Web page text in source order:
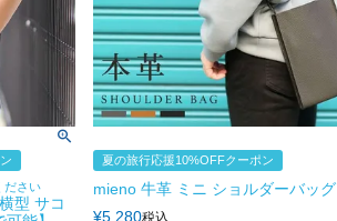
ださい
型 サコ
夏の旅行応援10%OFFクーポン
mieno 牛革 ミニ ショルダーバッグ
¥5,280